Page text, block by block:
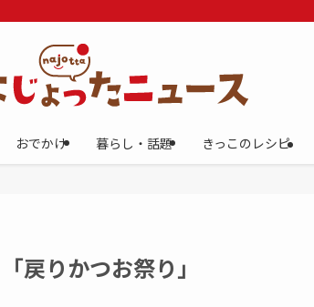
おでかけ 暮らし・話題 きっこのレシピ
戻りかつお祭り」